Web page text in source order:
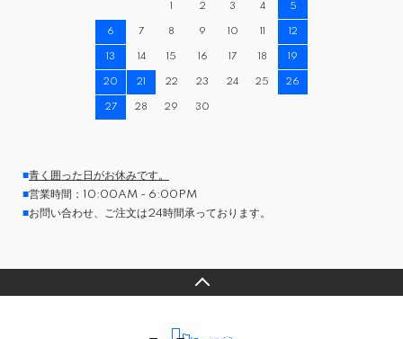
1 2 3 4 5
6 7 8 9 10 11 12
13 14 15 16 17 18 19
20 21 22 23 24 25 26
27 28 29 30
■青く囲った日がお休みです。
■営業時間：10:00AM - 6:00PM
■お問い合わせ、ご注文は24時間承っております。